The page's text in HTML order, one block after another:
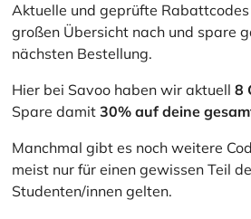
Aktuelle und geprüfte
großen Übersicht nach und spare
nächsten Bestellung.
Hier bei Savoo haben wir aktuell 8
Spare damit 30% auf deine
Manchmal gibt es noch weitere
meist nur für einen gewissen Teil
Studenten/innen gelten.